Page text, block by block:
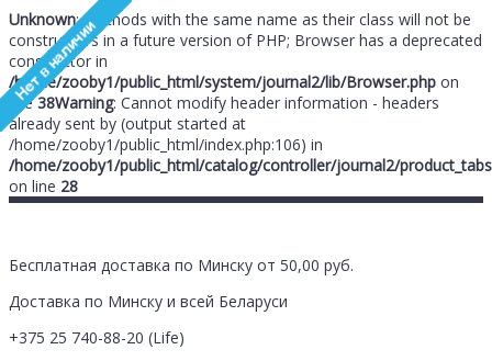
Unknown: Methods with the same name as their class will not be
constructors in a future version of PHP; Browser has a deprecated
constructor in
/home/zooby1/public_html/system/journal2/lib/Browser.php on
line38Warning: Cannot modify header information - headers
already sent by (output started at
/home/zooby1/public_html/index.php:106) in
/home/zooby1/public_html/catalog/controller/journal2/
on line 28
Бесплатная доставка по Минску от 50,00 руб.
Доставка по Минску и всей Беларуси
+375 25 740-88-20 (Life)